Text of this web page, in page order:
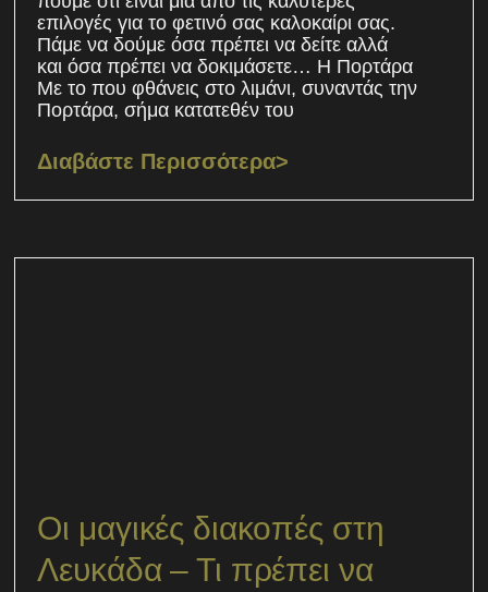
επιλογές για το φετινό σας καλοκαίρι σας.
Πάμε να δούμε όσα πρέπει να δείτε αλλά
και όσα πρέπει να δοκιμάσετε… Η Πορτάρα
Με το που φθάνεις στο λιμάνι, συναντάς την
Πορτάρα, σήμα κατατεθέν του
Διαβάστε Περισσότερα>
Οι μαγικές διακοπές στη
Λευκάδα – Τι πρέπει να